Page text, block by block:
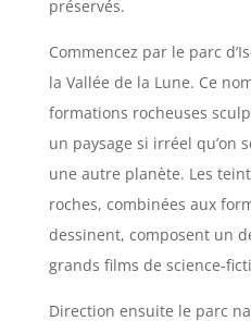
préservés.
Commencez par le parc
la Vallée de la Lune. Ce
formations rocheuses
un paysage si irréel qu’on
une autre planète. Les
roches, combinées aux
dessinent, composent un
grands films de science-
Direction ensuite le parc